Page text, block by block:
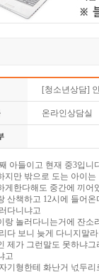
[청소년상담]
온라인상담실
아들이고 현재 중3입니
지만 밖으로 도는 아이
게한다해도 중간에 끼
산책하고 12시에 들어
다니냐고
랑 놀러다니는거에 잔소
다 보니 늦게 다니지말
제가 그런말도 못하냐
고
기형한테 화난거 넋두